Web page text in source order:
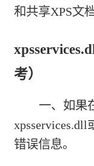
和共享XPS文
考）
一、如果
xpsservices.dll
错误信息。